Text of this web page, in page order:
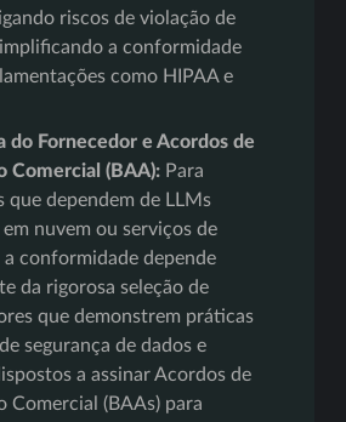
riscos de violação de
a conformidade
como HIPAA e
do Fornecedor e Acordos de
Comercial (BAA):Para
que dependem de LLMs
em nuvem ou serviços de
conformidade depende
da rigorosa seleção de
que demonstrem práticas
segurança de dados e
a assinar Acordos de
Comercial (BAAs) para